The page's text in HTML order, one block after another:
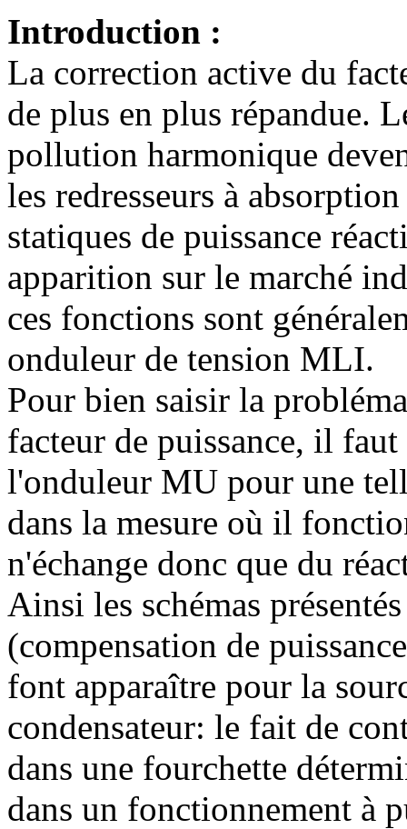
Introduction :
La correction active du
de plus en plus répandue.
pollution harmonique
les redresseurs à
statiques de puissance
apparition sur le marché
ces fonctions sont
onduleur de tension MLI.
Pour bien saisir la
facteur de puissance, il
l'onduleur MU pour une
dans la mesure où il
n'échange donc que du
Ainsi les schémas
(compensation de
font apparaître pour la
condensateur: le fait de
dans une fourchette
dans un fonctionnement à